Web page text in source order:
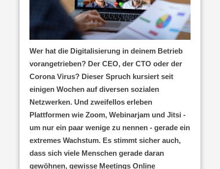
Wer hat die Digitalisierung in deinem Betrieb
vorangetrieben? Der CEO, der CTO oder der
Corona Virus? Dieser Spruch kursiert seit
einigen Wochen auf diversen sozialen
Netzwerken. Und zweifellos erleben
Plattformen wie Zoom, Webinarjam und Jitsi -
um nur ein paar wenige zu nennen - gerade ein
extremes Wachstum. Es stimmt sicher auch,
dass sich viele Menschen gerade daran
gewöhnen, gewisse Meetings Online